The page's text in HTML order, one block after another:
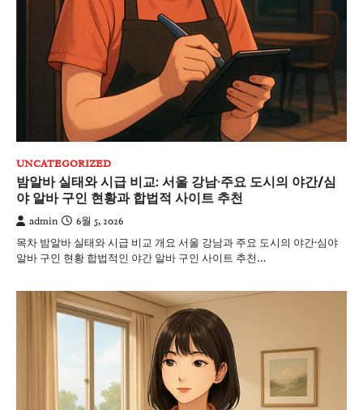
UNCATEGORIZED
밤알바 실태와 시급 비교: 서울 강남·주요 도시의 야간/심
야 알바 구인 현황과 합법적 사이트 추천
admin
6월 5, 2026
목차 밤알바 실태와 시급 비교 개요 서울 강남과 주요 도시의 야간·심야
알바 구인 현황 합법적인 야간 알바 구인 사이트 추천…